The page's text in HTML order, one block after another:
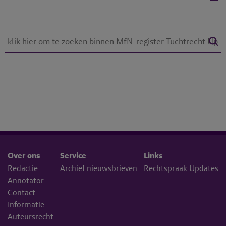
Over ons
Redactie
Annotator
Contact
Informatie
Auteursrecht
Service
Archief nieuwsbrieven
Links
Rechtspraak Updates